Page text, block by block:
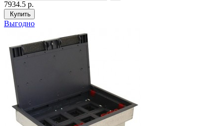
7934.5 р.
Купить
Выгодно